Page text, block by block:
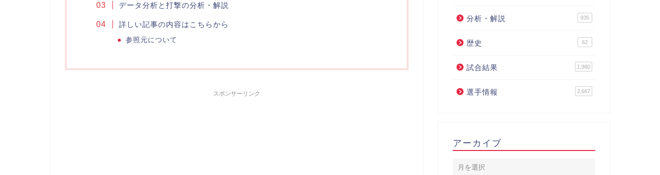
データ分析と打撃の分析・解説
詳しい記事の内容はこちらから
参照元について
スポンサーリンク
分析・解説 935
歴史 62
試合結果 1,980
選手情報 2,667
アーカイブ